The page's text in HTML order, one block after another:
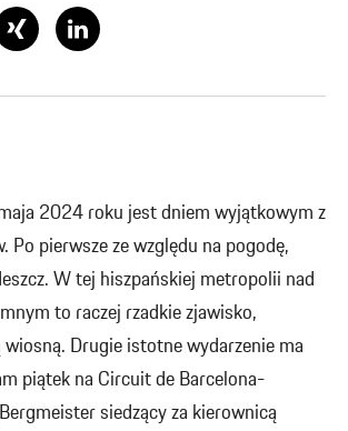
2024 roku jest dniem wyjątkowym z
Po pierwsze ze względu na pogodę,
W tej hiszpańskiej metropolii nad
to raczej rzadkie zjawisko,
wiosną. Drugie istotne wydarzenie ma
piątek na Circuit de Barcelona-
siedzący za kierownicą